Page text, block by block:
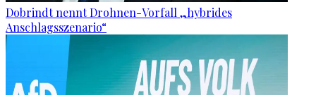
Dobrindt nennt Drohnen-Vorfall „hybrides
Anschlagsszenario“